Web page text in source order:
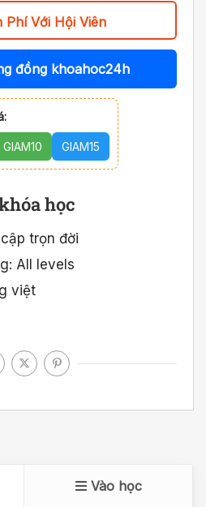
Vào học
Phí Với Hội Viên
đồng khoahoc24h
GIAM10 GIAM15
học
trọn đời
All levels
việt